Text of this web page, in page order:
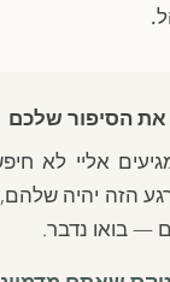
הסיפור שלכם
אליי לא
הזה יהיה
— בואו נדבר.